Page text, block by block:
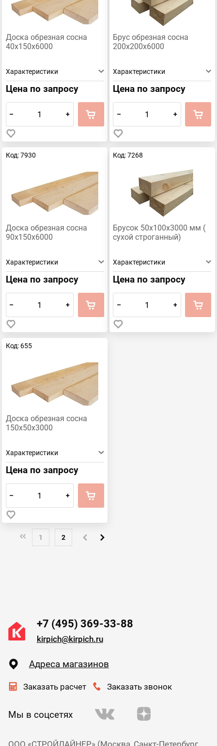
Доска обрезная сосна
40х150х6000
Характеристики
Цена по запросу
– +
Брус обрезная сосна
200х200х6000
Характеристики
Цена по запросу
– +
Код: 7930
Доска обрезная сосна
90х150х6000
Характеристики
Цена по запросу
– +
Код: 7268
Брусок 50х100х3000 мм (
сухой строганный)
Характеристики
Цена по запросу
– +
Код: 655
Доска обрезная сосна
150х50х3000
Характеристики
Цена по запросу
– +
1 2
+7 (495) 369-33-88
kirpich@kirpich.ru
Адреса магазинов
Заказать расчет Заказать звонок
Мы в соцсетях